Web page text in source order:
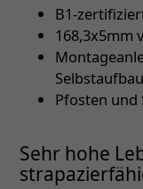
B1-
168,3x5mm
Selbstaufbau
Pfosten und
Sehr hohe